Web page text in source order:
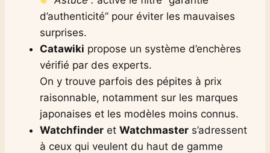
d’authenticité” pour éviter les mauvaises
surprises.
Catawiki propose un système d’enchères
vérifié par des experts.
On y trouve parfois des pépites à prix
raisonnable, notamment sur les marques
japonaises et les modèles moins connus.
Watchfinder et Watchmaster s’adressent
à ceux qui veulent du haut de gamme